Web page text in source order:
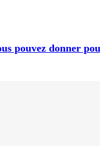
pouvez donner